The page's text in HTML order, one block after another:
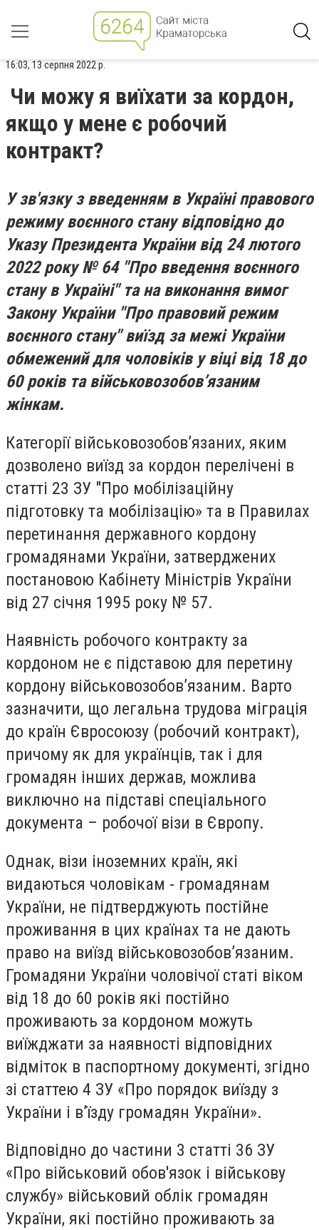
16:03, 13 серпня 2022 р.
Чи можу я виїхати за кордон,
якщо у мене є робочий
контракт?
У зв'язку з введенням в Україні правового
режиму воєнного стану відповідно до
Указу Президента України від 24 лютого
2022 року № 64 "Про введення воєнного
стану в Україні" та на виконання вимог
Закону України "Про правовий режим
воєнного стану" виїзд за межі України
обмежений для чоловіків у віці від 18 до
60 років та військовозобов’язаним
жінкам.
Категорії військовозобов’язаних, яким
дозволено виїзд за кордон перелічені в
статті 23 ЗУ "Про мобілізаційну
підготовку та мобілізацію» та в Правилах
перетинання державного кордону
громадянами України, затверджених
постановою Кабінету Міністрів України
від 27 січня 1995 року № 57.
Наявність робочого контракту за
кордоном не є підставою для перетину
кордону військовозобов’язаним. Варто
зазначити, що легальна трудова міграція
до країн Євросоюзу (робочий контракт),
причому як для українців, так і для
громадян інших держав, можлива
виключно на підставі спеціального
документа – робочої візи в Європу.
Однак, візи іноземних країн, які
видаються чоловікам - громадянам
України, не підтверджують постійне
проживання в цих країнах та не дають
право на виїзд військовозобов’язаним.
Громадяни України чоловічої статі віком
від 18 до 60 років які постійно
проживають за кордоном можуть
виїжджати за наявності відповідних
відміток в паспортному документі, згідно
зі статтею 4 ЗУ «Про порядок виїзду з
України і в’їзду громадян України».
Відповідно до частини 3 статті 36 ЗУ
«Про військовий обов'язок і військову
службу» військовий облік громадян
України, які постійно проживають за